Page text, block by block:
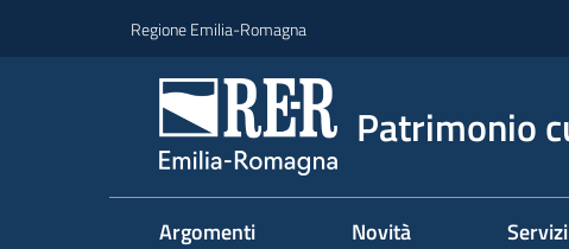
Regione Emilia-Romagna
Patrimonio
Argomenti Novità Servizi